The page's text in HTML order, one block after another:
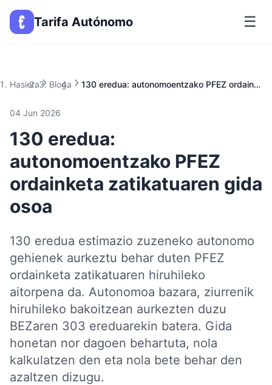
Tarifa Autónomo ☰
Hasiera Bloga 130 eredua: autonomoentzako PFEZ ordainketa zatikatuaren gida osoa
04 Jun 2026
130 eredua:
autonomoentzako PFEZ
ordainketa zatikatuaren gida
osoa
130 eredua estimazio zuzeneko autonomo
gehienek aurkeztu behar duten PFEZ
ordainketa zatikatuaren hiruhileko
aitorpena da. Autonomoa bazara, ziurrenik
hiruhileko bakoitzean aurkezten duzu
BEZaren 303 ereduarekin batera. Gida
honetan nor dagoen behartuta, nola
kalkulatzen den eta nola bete behar den
azaltzen dizugu.